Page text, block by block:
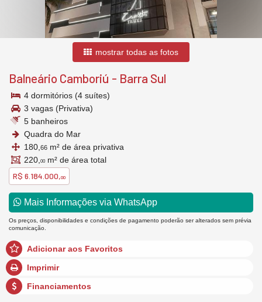
mostrar todas as fotos
Balneário Camboriú - Barra Sul
4 dormitórios (4 suítes)
3 vagas (Privativa)
5 banheiros
Quadra do Mar
180, 66 m² de área privativa
220, 00 m² de área total
R$ 6.184.000,00
Mais Informações via WhatsApp
Os preços, disponibilidades e condições de pagamento poderão ser alterados sem prévia
comunicação.
Adicionar aos Favoritos
Imprimir
Financiamentos